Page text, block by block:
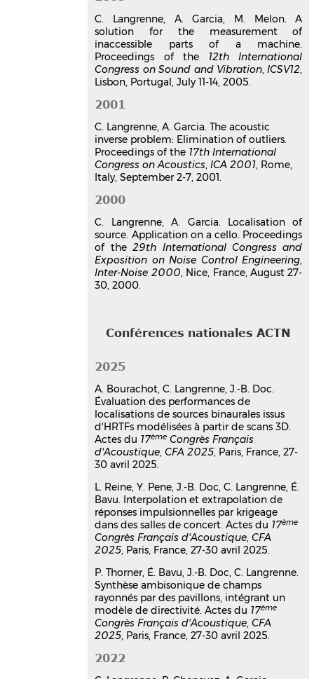
Enabling noise engineering
methods to model complex
geometries
Matthew Kamrath,Philippe Jean,
Christophe Langrenne,Judicaël Picaut
Acoustics'2017 Boston, Jun 2017,
BOSTON, United States.
⟨10.1121/1.4988682⟩
Communication dans un congrès
hal-01576119v1
Imagerie acoustique
(stationnaire et temporelle),
instruments de musique
Eric Bavu ,Jean-Baptiste Doc,
Alexandre Garcia ,Christophe
Langrenne,Sarah Poirée
Rencontres Maths-Industrie -
Acoustique Numérique et Signal Audio
Mar 2017, École Polytechnique,
hal-03179432v1
scène sonore 3D par une
Beamforming et d’Ambisonie
d’ordre élevé
Pierre Lecomte,Philippe-Aubert
Gauthier,Christophe Langrenne,Alain
Berry,Alexandre Garcia
CFA/VISHNO 2016
, Apr 2016, Le Mans,
Communication dans un congrès
hal-04238861v1
On the Use of a Lebedev Grid for
Ambisonics
Pierre Lecomte,Philippe-Aubert
Gauthier
Christophe Langrenne
Alexandre Garcia,Alain Berry
AES Convention. 139th International
Audio Engineering Society Convention
Oct 2015, New York, United States
Communication dans un congrès
hal-04503504v1
Sonic Time Reversal Imaging
C. Langrenne, A. Garcia, M. Melon. A
solution for the measurement of
inaccessible parts of a machine.
Proceedings of the 12th International
Congress on Sound and Vibration,ICSV12,
Lisbon, Portugal, July 11-14, 2005.
2001
C. Langrenne, A. Garcia. The acoustic
inverse problem: Elimination of outliers.
Proceedings of the 17th International
Congress on Acoustics,ICA 2001, Rome,
Italy, September 2-7, 2001.
2000
C. Langrenne, A. Garcia. Localisation of
source. Application on a cello. Proceedings
of the29th International Congress and
Exposition on Noise Control Engineering,
Inter-Noise 2000, Nice, France, August 27-
30, 2000.
Conférences nationales ACTN
2025
A. Bourachot, C. Langrenne, J.-B. Doc.
Évaluation des performances de
localisations de sources binaurales issus
d'HRTFs modélisées à partir de scans 3D.
Actes du 17ème Congrès Français
d'Acoustique,CFA 2025, Paris, France, 27-
30 avril 2025.
L. Reine, Y. Pene, J.-B. Doc, C. Langrenne, É.
Bavu. Interpolation et extrapolation de
réponses impulsionnelles par krigeage
dans des salles de concert. Actes du 17ème
Congrès Français d'Acoustique,CFA
2025, Paris, France, 27-30 avril 2025.
P. Thorner, É. Bavu, J.-B. Doc, C. Langrenne.
Synthèse ambisonique de champs
rayonnés par des pavillons, intégrant un
modèle de directivité. Actes du 17ème
Congrès Français d'Acoustique,CFA
2025, Paris, France, 27-30 avril 2025.
2022